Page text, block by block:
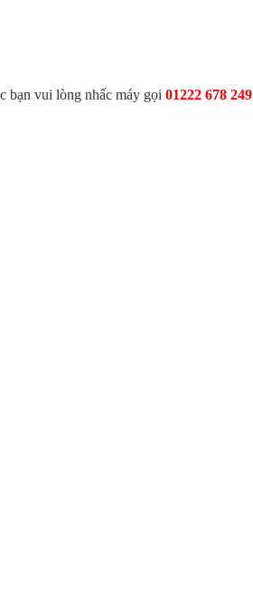
bạn vui lòng nhấc máy gọi 01222 678 249